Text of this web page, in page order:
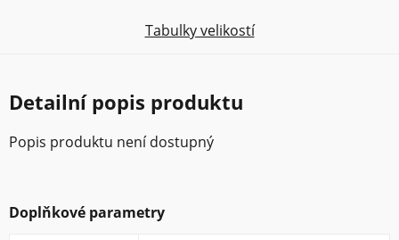
Tabulky velikostí
Detailní popis produktu
Popis produktu není dostupný
Doplňkové parametry